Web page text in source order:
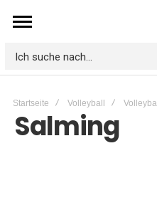
Ich
nach...
Startseite Volleyball
Salming